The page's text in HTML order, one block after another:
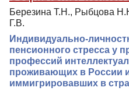
Березина Т.Н., Рыбцова
Г.В.
Индивидуально-
пенсионного стресса у
профессий
проживающих в России
иммигрировавших в